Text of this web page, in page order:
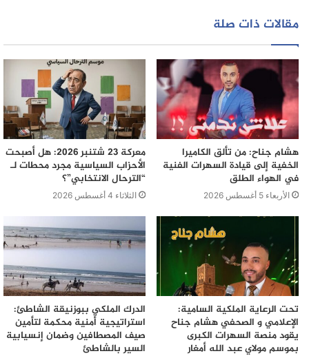
مقالات ذات صلة
هشام جناح: من تألق الكاميرا
الخفية إلى قيادة السهرات الفنية
في الهواء الطلق
الأربعاء 5 أغسطس 2026
معركة 23 شتنبر 2026: هل أصبحت
الأحزاب السياسية مجرد محطات لـ
“الترحال الانتخابي”؟
الثلاثاء 4 أغسطس 2026
تحت الرعاية الملكية السامية:
الإعلامي و الصحفي هشام جناح
يقود منصة السهرات الكبرى
بموسم مولاي عبد الله أمغار
الدرك الملكي ببوزنيقة الشاطئ:
استراتيجية أمنية محكمة لتأمين
صيف المصطافين وضمان إنسيابية
السير بالشاطئ